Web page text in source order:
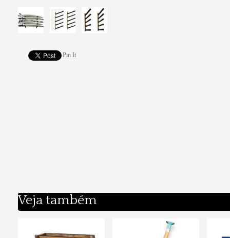
Pin It
Veja também